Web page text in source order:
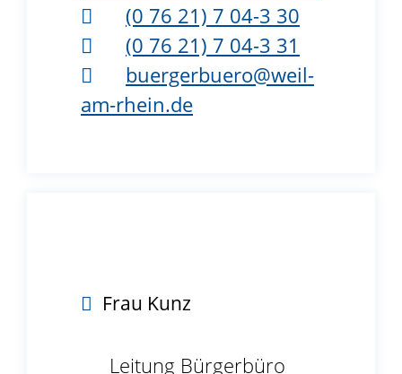
(0 76 21) 7 04-3 30
(0 76 21) 7 04-3 31
buergerbuero@weil-
am-rhein.de
Frau Kunz
Leitung Bürgerbüro